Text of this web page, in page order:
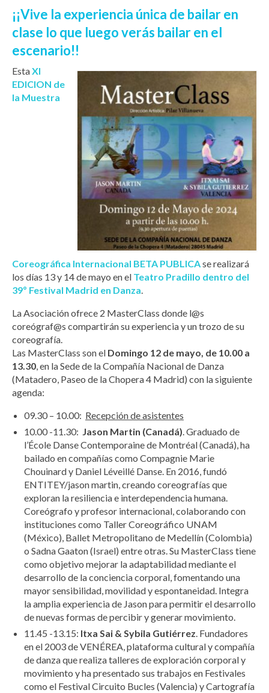
¡¡Vive la experiencia única de bailar en
clase lo que luego verás bailar en el
escenario!!
EstaXI
EDICION de
la Muestra
Coreográfica Internacional BETA PUBLICAse realizará
los días 13 y 14 de mayo en el Teatro Pradillo dentro del
39º Festival Madrid en Danza.
La Asociación ofrece 2 MasterClass donde l@s
coreógraf@s compartirán su experiencia y un trozo de su
coreografía.
Las MasterClass son el Domingo 12 de mayo, de 10.00 a
13.30, en la Sede de la Compañía Nacional de Danza
(Matadero, Paseo de la Chopera 4 Madrid) con la siguiente
agenda:
09.30 – 10.00: Recepción de asistentes
10.00 -11.30: Jason Martin (Canadá). Graduado de
l’École Danse Contemporaine de Montréal (Canadá), ha
bailado en compañías como Compagnie Marie
Chouinard y Daniel Léveillé Danse. En 2016, fundó
ENTITEY/jason martin, creando coreografías que
exploran la resiliencia e interdependencia humana.
Coreógrafo y profesor internacional, colaborando con
instituciones como Taller Coreográfico UNAM
(México), Ballet Metropolitano de Medellín (Colombia)
o Sadna Gaaton (Israel) entre otras. Su MasterClass tiene
como objetivo mejorar la adaptabilidad mediante el
desarrollo de la conciencia corporal, fomentando una
mayor sensibilidad, movilidad y espontaneidad. Integra
la amplia experiencia de Jason para permitir el desarrollo
de nuevas formas de percibir y generar movimiento.
11.45 -13.15: Itxa Sai & Sybila Gutiérrez. Fundadores
en el 2003 de VENÉREA, plataforma cultural y compañía
de danza que realiza talleres de exploración corporal y
movimiento y ha presentado sus trabajos en Festivales
como el Festival Circuito Bucles (Valencia) y Cartografía